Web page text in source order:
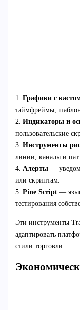
1. Графики с
таймфреймы,
2. Индикаторы и
пользовательские
3. Инструменты
линии, каналы и
4. Алерты—
или скриптам.
5. Pine Script— язык
тестирования
Эти инструменты
адаптировать
стили торговли.